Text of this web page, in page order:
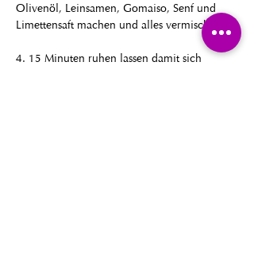
Olivenöl, Leinsamen, Gomaiso, Senf und
Limettensaft machen und alles vermischen.
4. 15 Minuten ruhen lassen damit sich